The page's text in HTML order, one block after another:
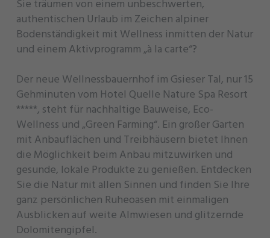
Sie träumen von einem unbeschwerten,
authentischen Urlaub im Zeichen alpiner
Bodenständigkeit mit Wellness inmitten der Natur
und einem Aktivprogramm „à la carte“?
Der neue Wellnessbauernhof im Gsieser Tal, nur 15
Gehminuten vom Hotel Quelle Nature Spa Resort
*****, steht für nachhaltige Bauweise, Eco-
Wellness und „Green Farming“. Ein großer Garten
mit Anbauflächen und Treibhäusern bietet Ihnen
die Möglichkeit beim Anbau mitzuwirken und
gesunde, lokale Produkte zu genießen. Entdecken
Sie die Natur mit allen Sinnen und finden Sie Ihre
ganz persönlichen Ruheoasen mit einmaligen
Ausblicken auf weite Almwiesen und glitzernde
Dolomitengipfel.